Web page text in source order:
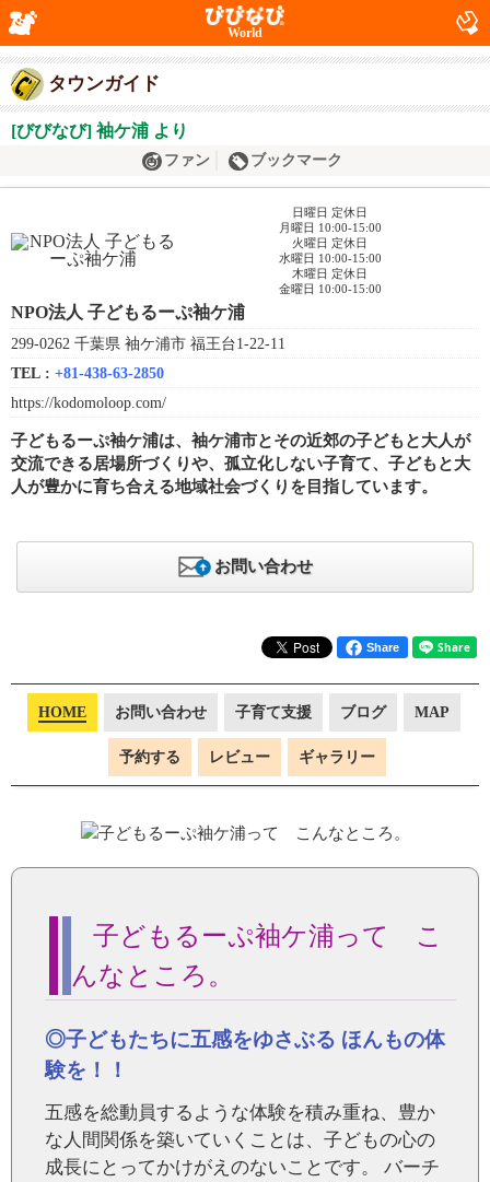
World
タウンガイド
[びびなび] 袖ケ浦 より
ファン ブックマーク
日曜日 定休日
月曜日 10:00-15:00
火曜日 定休日
水曜日 10:00-15:00
木曜日 定休日
金曜日 10:00-15:00
NPO法人 子どもるーぷ袖ケ浦
299-0262 千葉県 袖ケ浦市 福王台1-22-11
TEL : +81-438-63-2850
https://kodomoloop.com/
子どもるーぷ袖ケ浦は、袖ケ浦市とその近郊の子どもと大人が
交流できる居場所づくりや、孤立化しない子育て、子どもと大
人が豊かに育ち合える地域社会づくりを目指しています。
お問い合わせ
Share
HOME お問い合わせ 子育て支援 ブログ MAP
予約する レビュー ギャラリー
子どもるーぷ袖ケ浦って こ
んなところ。
◎子どもたちに五感をゆさぶる ほんもの体
験を！！
五感を総動員するような体験を積み重ね、豊か
な人間関係を築いていくことは、子どもの心の
成長にとってかけがえのないことです。 バーチ